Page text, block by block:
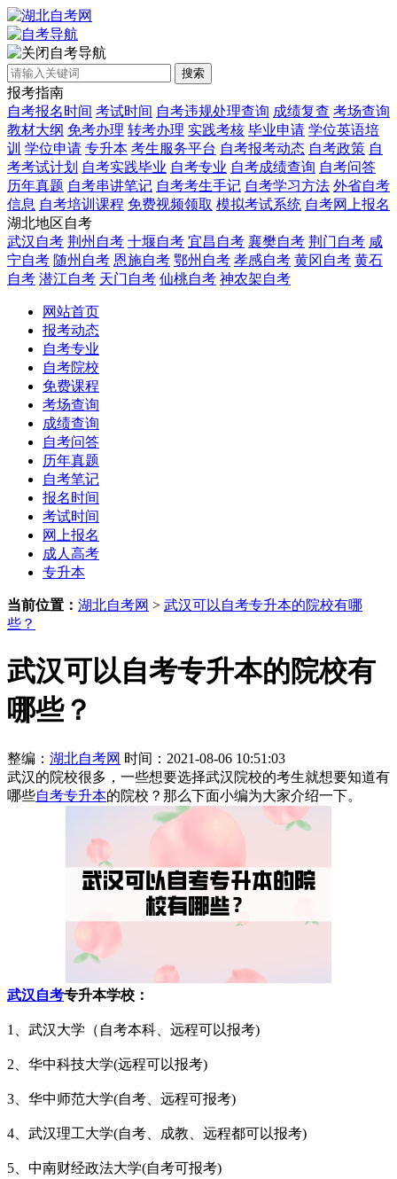
自考导航
搜索
报考指南
自考报名时间 考试时间 自考违规处理查询 成绩复查 考场查询
教材大纲 免考办理 转考办理 实践考核 毕业申请 学位英语培
训 学位申请 专升本 考生服务平台 自考报考动态 自考政策 自
考考试计划 自考实践毕业 自考专业 自考成绩查询 自考问答
历年真题 自考串讲笔记 自考考生手记 自考学习方法 外省自考
信息 自考培训课程 免费视频领取 模拟考试系统 自考网上报名
湖北地区自考
武汉自考 荆州自考 十堰自考 宜昌自考 襄樊自考 荆门自考 咸
宁自考 随州自考 恩施自考 鄂州自考 孝感自考 黄冈自考 黄石
自考 潜江自考 天门自考 仙桃自考 神农架自考
网站首页
报考动态
自考专业
自考院校
免费课程
考场查询
成绩查询
自考问答
历年真题
自考笔记
报名时间
考试时间
网上报名
成人高考
专升本
当前位置： 湖北自考网 > 武汉可以自考专升本的院校有哪
些？
武汉可以自考专升本的院校有
哪些？
整编： 湖北自考网 时间：2021-08-06 10:51:03
武汉的院校很多，一些想要选择武汉院校的考生就想要知道有
哪些自考专升本的院校？那么下面小编为大家介绍一下。
武汉自考专升本学校：
1、武汉大学（自考本科、远程可以报考)
2、华中科技大学(远程可以报考)
3、华中师范大学(自考、远程可报考)
4、武汉理工大学(自考、成教、远程都可以报考)
5、中南财经政法大学(自考可报考)